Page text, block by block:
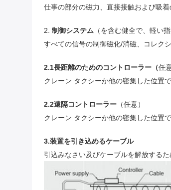
仕事の部分の磁力、直接接触および吸
2. 制御システム （を含む健全で、軽い
すべての信号の制御磁化/消磁、コレク
2.1長距離のためのコントローラー（任
クレーン タクシーか他の密集した位置
2.2遠隔コントローラー （任意）
クレーン タクシーか他の密集した位置
3.装置を引き込めるケーブル
引込みなさい及びケーブルを解放する